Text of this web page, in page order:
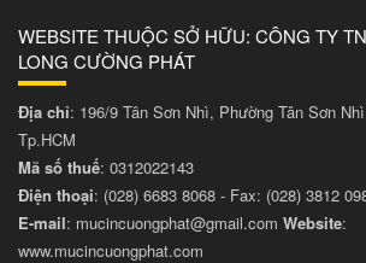
WEBSITE THUỘC SỞ HỮU: CÔNG TY
LONG CƯỜNG PHÁT
Địa chỉ: 196/9 Tân Sơn Nhì, Phường Tân Sơn
Tp.HCM
Mã số thuế: 0312022143
Điện thoại: (028) 6683 8068 - Fax: (028) 3812
E-mail: mucincuongphat@gmail.com Website:
www.mucincuongphat.com